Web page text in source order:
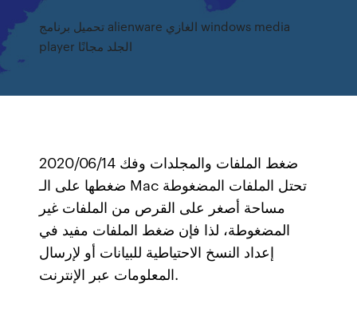
تحميل برنامج alienware الغازي windows media
player الجلد مجانًا
2020/06/14 ضغط الملفات والمجلدات وفك
ضغطها على الـ Mac تحتل الملفات المضغوطة
مساحة أصغر على القرص من الملفات غير
المضغوطة، لذا فإن ضغط الملفات مفيد في
إعداد النسخ الاحتياطية للبيانات أو لإرسال
المعلومات عبر الإنترنت.